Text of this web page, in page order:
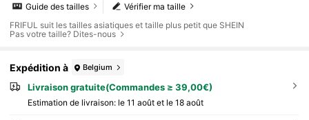
Vérifier ma taille
Guide des tailles
FRIFUL suit les tailles asiatiques et taille plus petit que SHEIN
Pas votre taille? Dites-nous
Expédition à Belgium
Livraison gratuite(Commandes ≥ 39,00€)
Estimation de livraison: le 11 août et le 18 août